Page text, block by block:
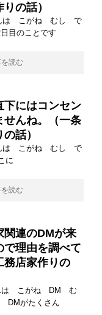
の話）
んは こがね むし で
目のことです
読む
下にはコンセン
せんね。（一条
話）
んは こがね むし で
に
読む
関連のDMが来
で理由を調べて
務店家作りの
は こがね DM む
DMがたくさん